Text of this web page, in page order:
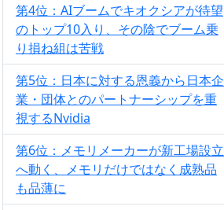
第4位：AIブームでキオクシアが待望
のトップ10入り、その陰でブーム乗
り損ね組は苦戦
第5位：日本に対する恩義から日本企
業・団体とのパートナーシップを重
視するNvidia
第6位：メモリメーカーが新工場設立
へ動く、メモリだけではなく成熟品
も品薄に